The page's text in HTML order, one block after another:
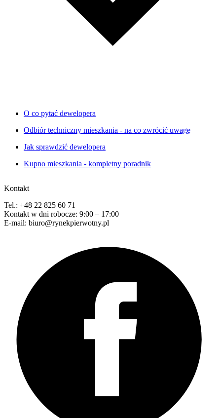
O co pytać dewelopera
Odbiór techniczny mieszkania - na co zwrócić uwagę
Jak sprawdzić dewelopera
Kupno mieszkania - kompletny poradnik
Kontakt
Tel.: +48 22 825 60 71
Kontakt w dni robocze: 9:00 – 17:00
E-mail: biuro@rynekpierwotny.pl